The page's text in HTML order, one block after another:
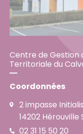
Centre de Gestion
Territoriale du
Coordonnées
2 impasse
14202
02 31 15 50 20